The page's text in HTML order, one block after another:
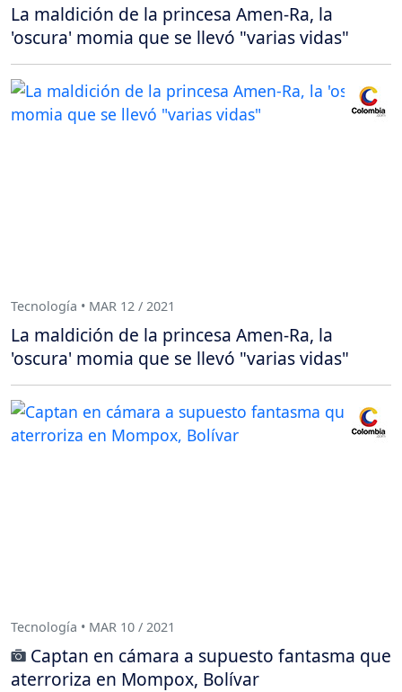
La maldición de la princesa Amen-Ra, la
'oscura' momia que se llevó "varias vidas"
Tecnología • MAR 12 / 2021
La maldición de la princesa Amen-Ra, la
'oscura' momia que se llevó "varias vidas"
Tecnología • MAR 10 / 2021
Captan en cámara a supuesto fantasma que
aterroriza en Mompox, Bolívar